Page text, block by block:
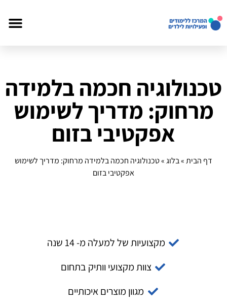
טכנולוגיה חכמה בלמידה
מרחוק: מדריך לשימוש
אפקטיבי בזום
דף הבית»בלוג»טכנולוגיה חכמה בלמידה מרחוק: מדריך לשימוש
אפקטיבי בזום
מקצועיות של למעלה מ- 14 שנה
צוות מקצועי וותיק בתחום
מגוון מוצרים איכותיים